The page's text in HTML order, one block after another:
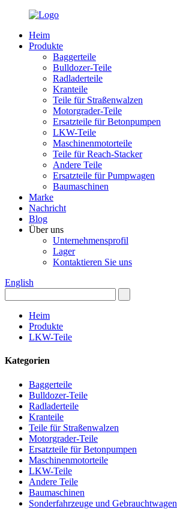
Heim
Produkte
Baggerteile
Bulldozer-Teile
Radladerteile
Kranteile
Teile für Straßenwalzen
Motorgrader-Teile
Ersatzteile für Betonpumpen
LKW-Teile
Maschinenmotorteile
Teile für Reach-Stacker
Andere Teile
Ersatzteile für Pumpwagen
Baumaschinen
Marke
Nachricht
Blog
Über uns
Unternehmensprofil
Lager
Kontaktieren Sie uns
English
Heim
Produkte
LKW-Teile
Kategorien
Baggerteile
Bulldozer-Teile
Radladerteile
Kranteile
Teile für Straßenwalzen
Motorgrader-Teile
Ersatzteile für Betonpumpen
Maschinenmotorteile
LKW-Teile
Andere Teile
Baumaschinen
Sonderfahrzeuge und Gebrauchtwagen